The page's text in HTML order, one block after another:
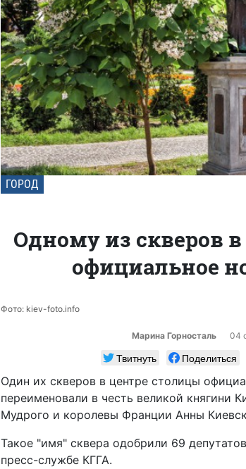
ГОРОД
Одному из скверов
официальное
Фото: kiev-foto.info
Марина Горносталь 04
Твитнуть Поделиться
Один их скверов в центре столицы
переименовали в честь великой княгини
Мудрого и королевы Франции Анны
Такое "имя" сквера одобрили 69
пресс-службе КГГА.